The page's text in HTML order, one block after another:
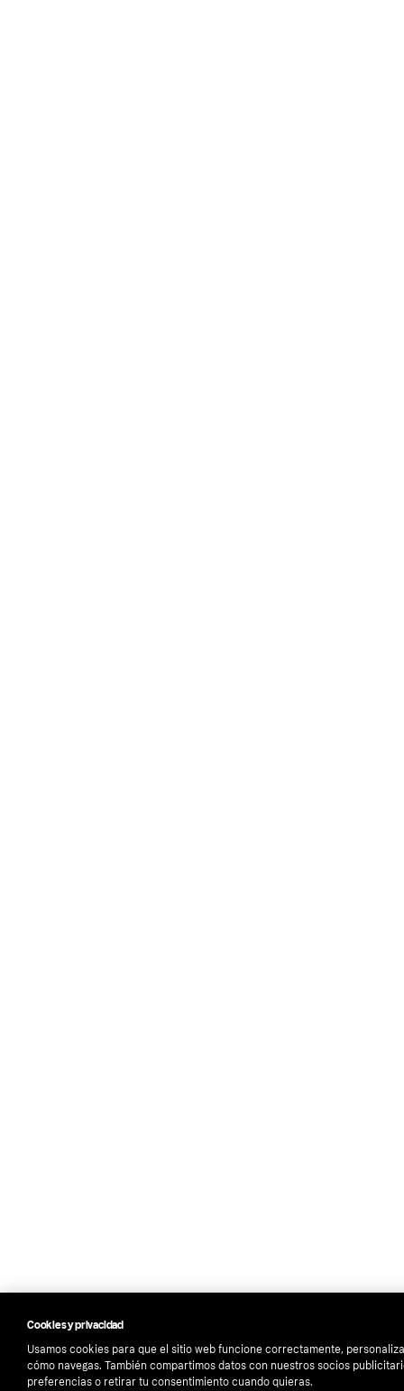
Cookies y privacidad
Usamos cookies para que el sitio web funcione correctamente,
cómo navegas. También compartimos datos con nuestros socios
preferencias o retirar tu consentimiento cuando quieras.